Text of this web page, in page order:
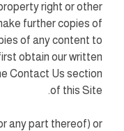
right or other
further copies of
of any content to
obtain our written
Contact Us section
of this Site.
any part thereof) or